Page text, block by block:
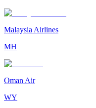
Malaysia Airlines
MH
Oman Air
WY